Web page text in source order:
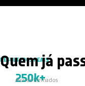
RESULTADOS REAIS
Quem já
250k+
Alunos treinados